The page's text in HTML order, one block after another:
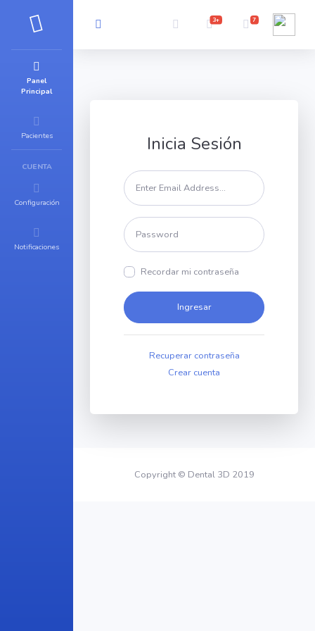
Panel
Principal
Pacientes
CUENTA
Configuración
Notificaciones
3+ 7
Inicia Sesión
Recordar mi contraseña
Ingresar
Recuperar contraseña
Crear cuenta
Copyright © Dental 3D 2019